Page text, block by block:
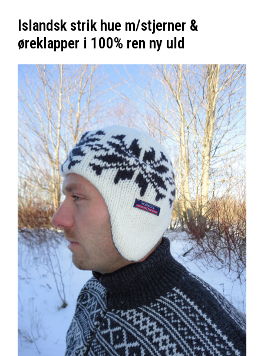
Islandsk strik hue m/stjerner &
øreklapper i 100% ren ny uld